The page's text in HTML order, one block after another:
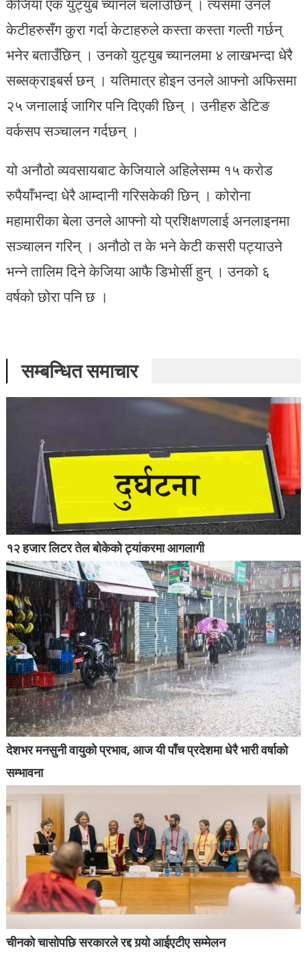
केटीहरुसँग कुरा गर्दा केटाहरुले कस्ता कस्ता गल्ती गर्छन्
भनेर बताउँछिन् । उनको युट्युब च्यानलमा ४ लाखभन्दा धेरै
सब्सक्राइबर्स छन् । यतिमात्र होइन उनले आफ्नो अफिसमा
२५ जनालाई जागिर पनि दिएकी छिन् । उनीहरु डेटिङ
वर्कसप सञ्चालन गर्दछन् ।
यो अनौठो व्यवसायबाट केजियाले अहिलेसम्म १५ करोड
रुपैयाँभन्दा धेरै आम्दानी गरिसकेकी छिन् । कोरोना
महामारीका बेला उनले आफ्नो यो प्रशिक्षणलाई अनलाइनमा
सञ्चालन गरिन् । अनौठो त के भने केटी कसरी पट्याउने
भन्ने तालिम दिने केजिया आफै डिभोर्सी हुन् । उनको ६
वर्षको छोरा पनि छ ।
सम्बन्धित समाचार
१२ हजार लिटर तेल बोकेको ट्यांकरमा आगलागी
देशभर मनसुनी वायुको प्रभाव, आज यी पाँच प्रदेशमा धेरै भारी वर्षाको
सम्भावना
चीनको चासोपछि सरकारले रद्द गर्‍यो आईएटीए सम्मेलन